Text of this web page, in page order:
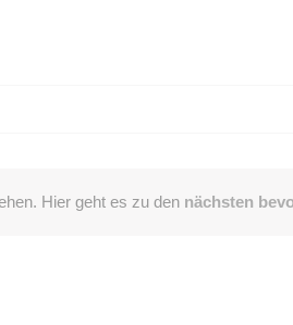
Hier geht es zu den nächsten